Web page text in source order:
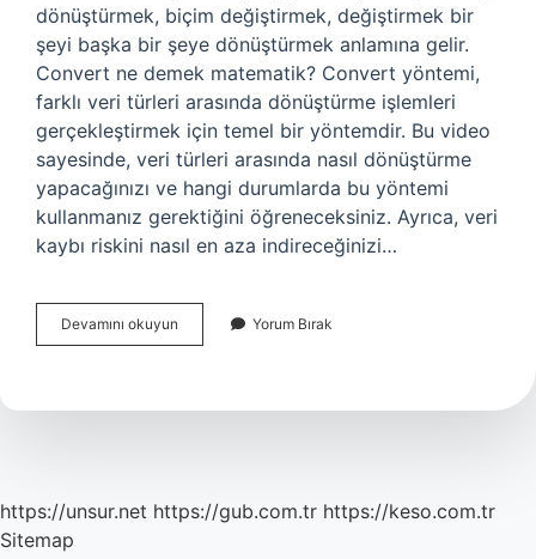
dönüştürmek, biçim değiştirmek, değiştirmek bir
şeyi başka bir şeye dönüştürmek anlamına gelir.
Convert ne demek matematik? Convert yöntemi,
farklı veri türleri arasında dönüştürme işlemleri
gerçekleştirmek için temel bir yöntemdir. Bu video
sayesinde, veri türleri arasında nasıl dönüştürme
yapacağınızı ve hangi durumlarda bu yöntemi
kullanmanız gerektiğini öğreneceksiniz. Ayrıca, veri
kaybı riskini nasıl en aza indireceğinizi…
Devamını okuyun
Ne
Yorum Bırak
https://unsur.net https://gub.com.tr https://keso.com.tr
Sitemap